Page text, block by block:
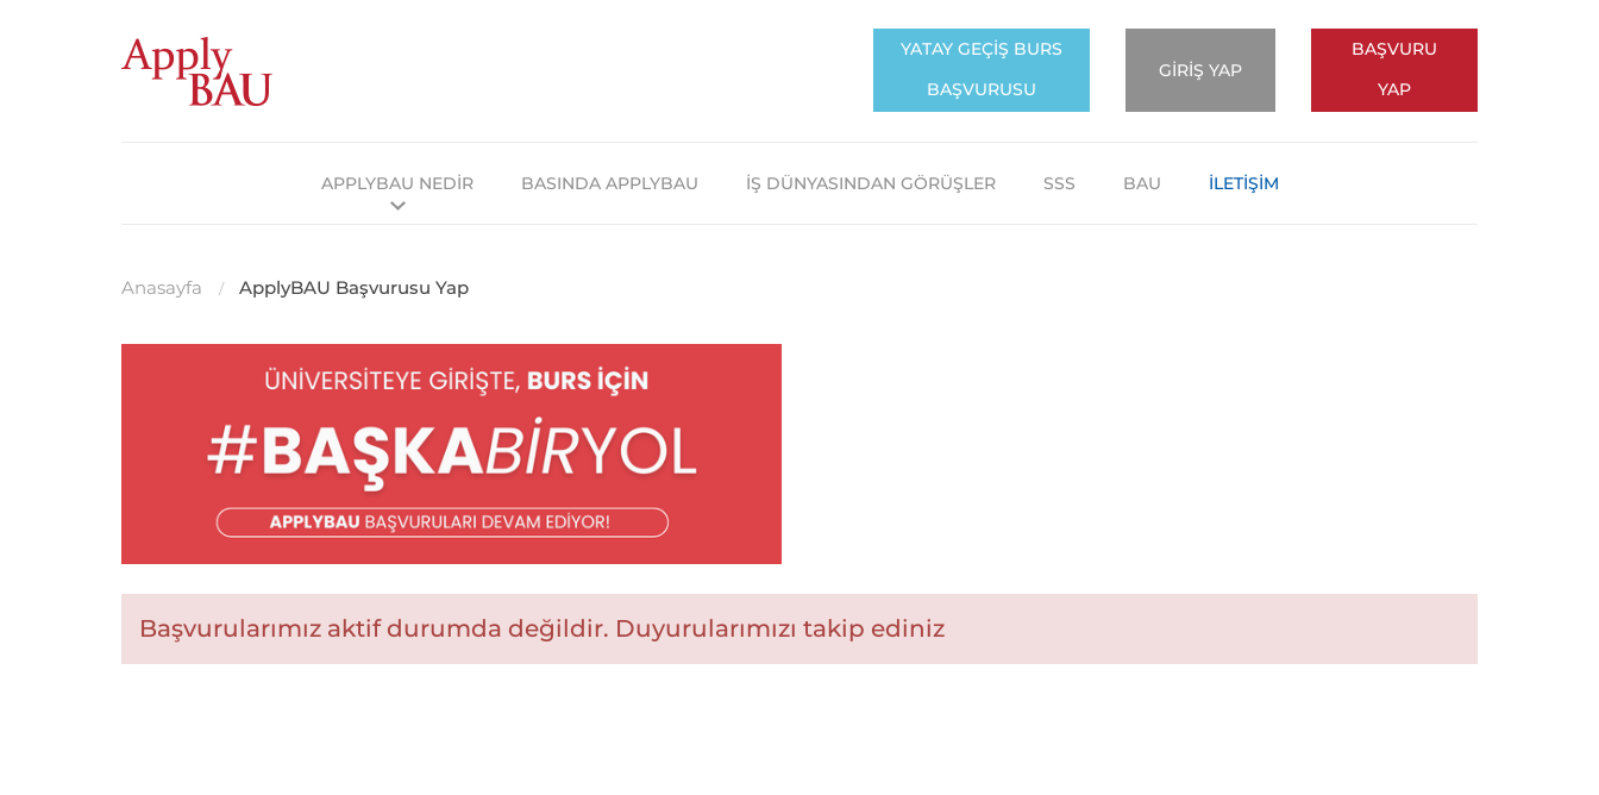
YATAY GEÇİŞ BURS
BAŞVURUSU
GİRİŞ YAP
BAŞVURU
YAP
APPLYBAU NEDİR BASINDA APPLYBAU İŞ DÜNYASINDAN GÖRÜŞLER SSS BAU İLETİŞİM
Anasayfa ApplyBAU Başvurusu Yap
Başvurularımız aktif durumda değildir. Duyurularımızı takip ediniz